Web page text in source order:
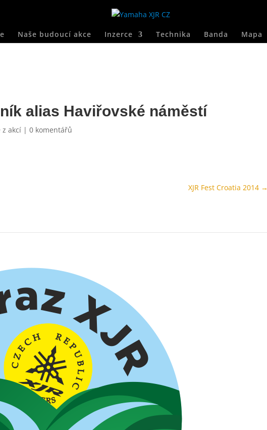
Naše budoucí akce Inzerce Technika Banda Mapa
alias Haviřovské náměstí
z akcí |0 komentářů
XJR Fest Croatia 2014 →